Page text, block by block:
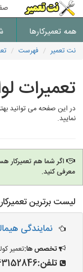
همه تعمیرکارها
نت تعمیر فهرست
تعمیرات
در این صفحه می توانید
نمایید.
اگر شما هم تعمیرکار
معرفی کنید.
لیست برترین
نمایندگی
تخصص ها:تعمیر
تلفن: